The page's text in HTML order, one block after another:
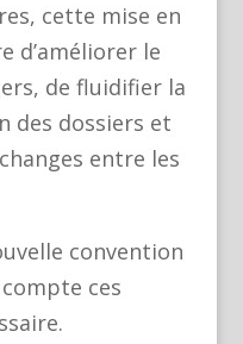
cette mise en
d’améliorer le
de fluidifier la
des dossiers et
entre les
convention
ces